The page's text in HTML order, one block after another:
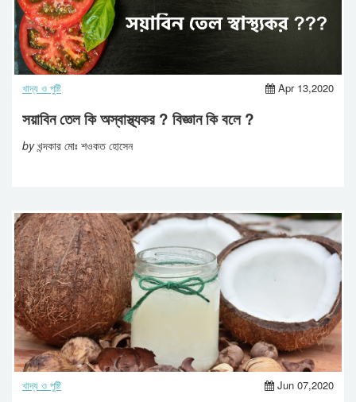
খাদ্য ও পুষ্টি Apr 13,2020
সয়াবিন তেল কি অস্বাস্থ্যকর ? বিজ্ঞান কি বলে ?
byখন্দকার মোঃ শওকত হোসেন
খাদ্য ও পুষ্টি Jun 07,2020